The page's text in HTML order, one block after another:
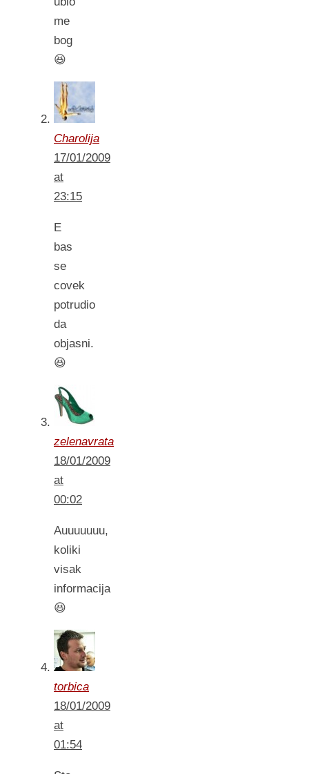
me
bog
😆
Charolija
17/01/2009
at
23:15
E
bas
se
covek
potrudio
da
objasni.
😆
zelenavrata
18/01/2009
at
00:02
Auuuuuuu,
koliki
visak
informacija
😆
torbica
18/01/2009
at
01:54